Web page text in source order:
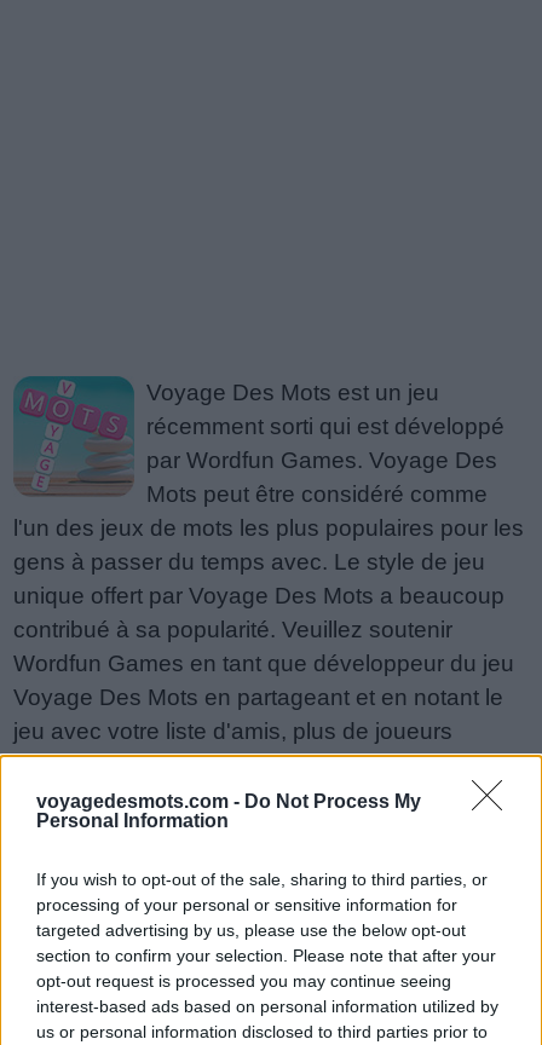
voyagedesmots.com - Do Not Process My
Personal Information
If you wish to opt-out of the sale, sharing to third parties, or
processing of your personal or sensitive information for
targeted advertising by us, please use the below opt-out
section to confirm your selection. Please note that after your
opt-out request is processed you may continue seeing
interest-based ads based on personal information utilized by
us or personal information disclosed to third parties prior to
Voyage Des Mots est un jeu
récemment sorti qui est développé
par Wordfun Games. Voyage Des
Mots peut être considéré comme
l'un des jeux de mots les plus populaires pour les
gens à passer du temps avec. Le style de jeu
unique offert par Voyage Des Mots a beaucoup
contribué à sa popularité. Veuillez soutenir
Wordfun Games en tant que développeur du jeu
Voyage Des Mots en partageant et en notant le
jeu avec votre liste d'amis, plus de joueurs
signifie plus de revenus pour le développeur,
alors aidez-le à grandir. Vous n'arrivez toujours
pas à trouver un niveau spécifique ? Laissez un
qu'heureux de vous aider !
Réponses mises à jour : 2018-06-29
Entrez toutes les lettres ou le
numéro de niveau :